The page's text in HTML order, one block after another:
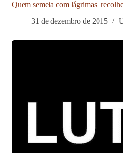
Quem semeia com lágrimas,
31 de dezembro de 2015